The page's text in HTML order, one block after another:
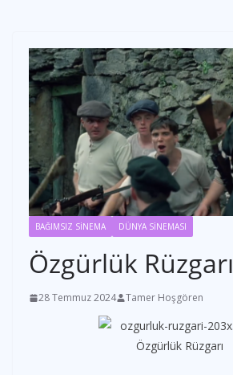
BAĞIMSIZ SİNEMA DÜNYA SİNEMASI
Özgürlük Rüzgarı
28 Temmuz 2024 Tamer Hoşgören